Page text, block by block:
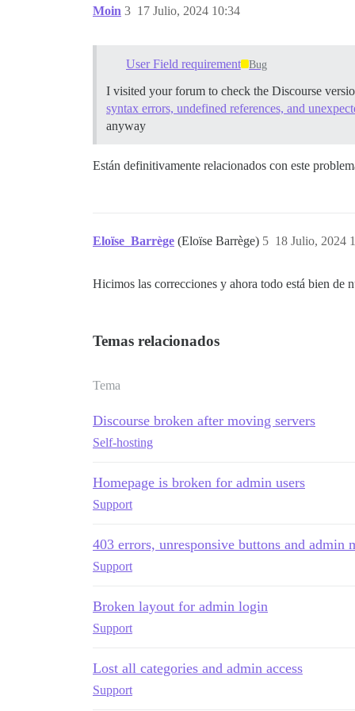
Moin 17 Julio, 2024 10:34
3
User Field requirement Bug
I visited your forum to check the Discourse
syntax errors, undefined references, and
anyway
Están definitivamente relacionados con este
Eloïse_Barrège (Eloïse Barrège) 18 Julio, 2024
5
Hicimos las correcciones y ahora todo está bien de
Temas relacionados
Tema
Discourse broken after moving servers
Self-hosting
Homepage is broken for admin users
Support
403 errors, unresponsive buttons and admin
Support
Broken layout for admin login
Support
Lost all categories and admin access
Support